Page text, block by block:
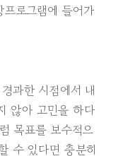
로그램에 들어가
과한 시점에서 내
않아 고민을 하다
목표를 보수적으
수 있다면 충분히